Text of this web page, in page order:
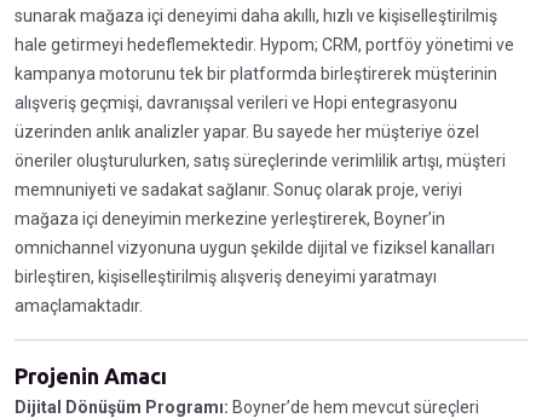
sunarak mağaza içi deneyimi daha akıllı, hızlı ve kişiselleştirilmiş
hale getirmeyi hedeflemektedir. Hypom; CRM, portföy yönetimi ve
kampanya motorunu tek bir platformda birleştirerek müşterinin
alışveriş geçmişi, davranışsal verileri ve Hopi entegrasyonu
üzerinden anlık analizler yapar. Bu sayede her müşteriye özel
öneriler oluşturulurken, satış süreçlerinde verimlilik artışı, müşteri
memnuniyeti ve sadakat sağlanır. Sonuç olarak proje, veriyi
mağaza içi deneyimin merkezine yerleştirerek, Boyner’in
omnichannel vizyonuna uygun şekilde dijital ve fiziksel kanalları
birleştiren, kişiselleştirilmiş alışveriş deneyimi yaratmayı
amaçlamaktadır.
Projenin Amacı
Dijital Dönüşüm Programı: Boyner’de hem mevcut süreçleri